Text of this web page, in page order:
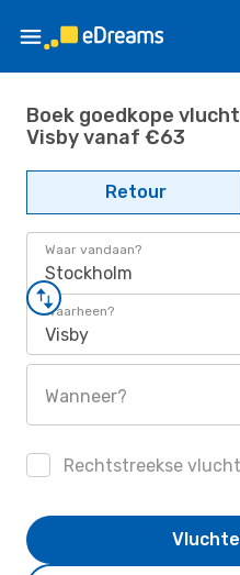
Boek goedkope
Visby vanaf €63
Retour
Waar vandaan?
Stockholm
Waarheen?
Visby
Wanneer?
Rechtstreekse